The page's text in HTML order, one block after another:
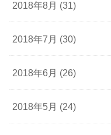
2018年8月 (31)
2018年7月 (30)
2018年6月 (26)
2018年5月 (24)